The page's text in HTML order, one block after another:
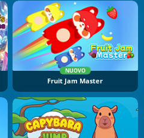
NUOVO
Fruit Jam Master